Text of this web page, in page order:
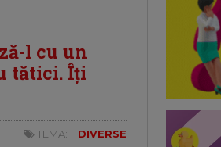
l cu un
tătici. Îți
TEMA: DIVERSE